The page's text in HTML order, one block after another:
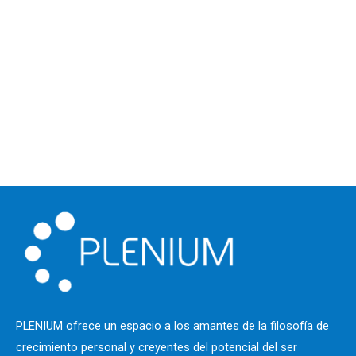
PLENIUM ofrece un espacio a los amantes de la filosofía de
crecimiento personal y creyentes del potencial del ser